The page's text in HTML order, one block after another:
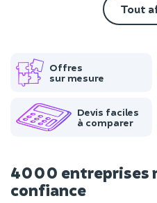
Tout
Offres
sur mesure
Devis faciles
à comparer
4000 entreprises
confiance